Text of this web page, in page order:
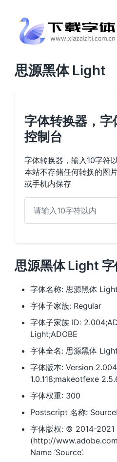
思源黑体 Light
字体转换器，字
控制台
字体转换器，输入10字符
本站不存储任何转换的图
或手机内保存
思源黑体 Light
字体名称: 思源黑体 Light
字体子家族: Regular
字体子家族 ID:
Light;ADOBE
字体全名: 思源黑体 Light
字体版本: Version
1.0.118;makeotfexe
字体权重: 300
Postscript 名称:
字体版权: © 2014-
(http://
Name ‘Source’.